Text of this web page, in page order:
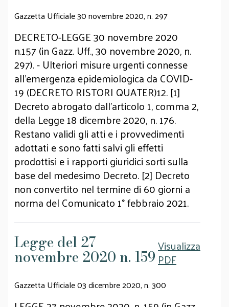
Gazzetta Ufficiale 30 novembre 2020, n. 297
DECRETO-LEGGE 30 novembre 2020
n.157 (in Gazz. Uff., 30 novembre 2020, n.
297). - Ulteriori misure urgenti connesse
all'emergenza epidemiologica da COVID-
19 (DECRETO RISTORI QUATER)12. [1]
Decreto abrogato dall'articolo 1, comma 2,
della Legge 18 dicembre 2020, n. 176.
Restano validi gli atti e i provvedimenti
adottati e sono fatti salvi gli effetti
prodottisi e i rapporti giuridici sorti sulla
base del medesimo Decreto. [2] Decreto
non convertito nel termine di 60 giorni a
norma del Comunicato 1° febbraio 2021.
Legge del 27
novembre 2020 n. 159
Visualizza
PDF
Gazzetta Ufficiale 03 dicembre 2020, n. 300